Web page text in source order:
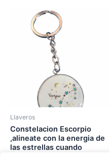
Llaveros
Constelacion Escorpio
,alineate con la energia de
las estrellas cuando